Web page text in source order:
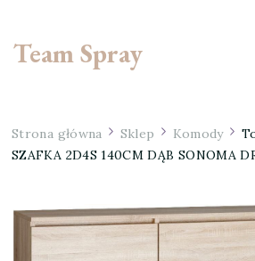
Team Spray
Strona główna Sklep Komody
SZAFKA 2D4S 140CM DĄB SONOMA